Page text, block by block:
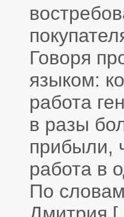
Говоря
языком:
работа
в разы
прибыли,
работа в
По словам